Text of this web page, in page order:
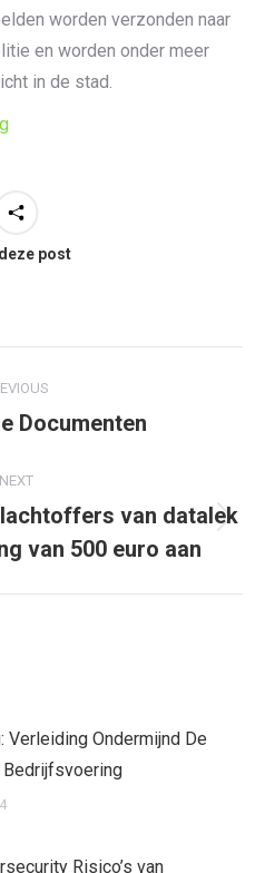
worden verzonden naar
en worden onder meer
in de stad.
post
Previous
Documenten
NEXT
Next
post:
van datalek
van 500 euro aan
Verleiding Ondermijnd De
Bedrijfsvoering
Risico’s van